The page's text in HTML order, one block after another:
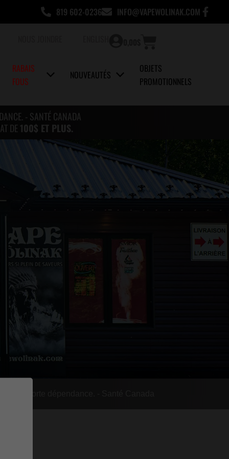
819 602-0236 INFO@VAPEWOLINAK.COM
RABAIS
FOUS
NOUVEAUTÉS
OBJETS
PROMOTIONNELS
- SANTÉ CANADA
DE 100$ ET PLUS.